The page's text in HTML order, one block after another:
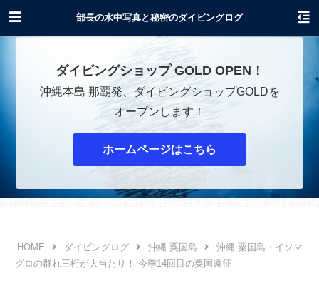
沖縄でダイビングショップOPENします！
ダイビングショップ GOLD OPEN！
沖縄本島 那覇発、ダイビングショップGOLDを
オープンします！
ホームページはこちら
ダイビングログ 沖縄 粟国島
沖縄 粟国島・イソマ
グロの群れ三桁が大当たり！ 今季14回目の粟国遠征
部長の水中写真と秘密のダイビングログ